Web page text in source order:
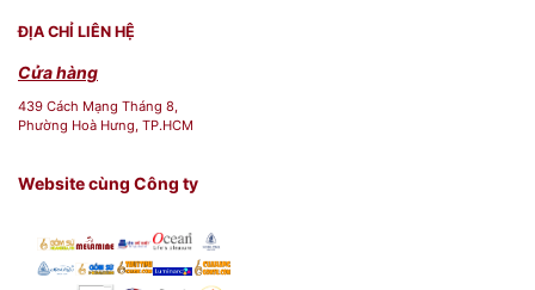
ĐỊA CHỈ LIÊN HỆ
Cửa hàng
439 Cách Mạng Tháng 8,
Phường Hoà Hưng, TP.HCM
Website cùng Công ty